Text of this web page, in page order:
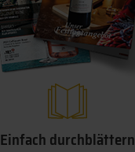
Einfach durchblättern